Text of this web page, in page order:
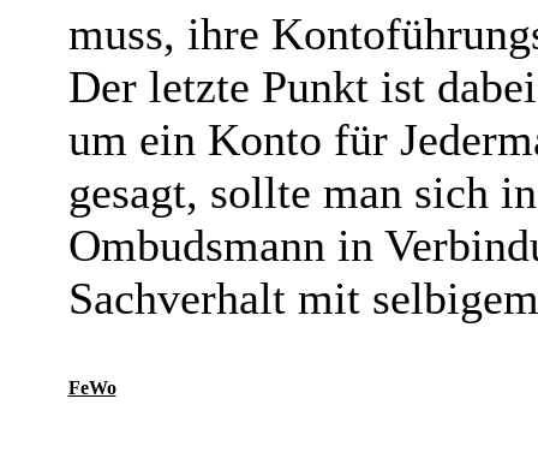
muss, ihre
Der letzte Punkt ist
um ein Konto für
gesagt, sollte man sich
Ombudsmann in
Sachverhalt mit
FeWo